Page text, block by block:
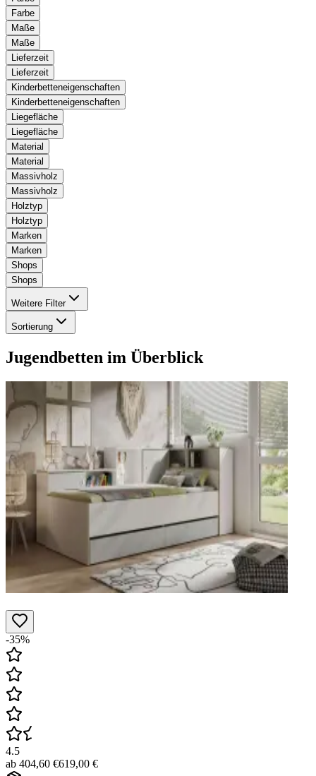
Farbe
Maße
Maße
Lieferzeit
Lieferzeit
Kinderbetteneigenschaften
Kinderbetteneigenschaften
Liegefläche
Liegefläche
Material
Material
Massivholz
Massivholz
Holztyp
Holztyp
Marken
Marken
Shops
Shops
Weitere Filter
Sortierung
Jugendbetten im Überblick
-35%
4.5
ab 404,60 €619,00 €